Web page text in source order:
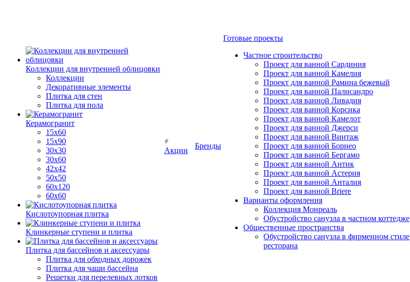
Коллекции для внутренней облицовки
Коллекции
Декоративные элементы
Плитка для стен
Плитка для пола
Керамогранит
15х60
15x90
30х30
30х60
42х42
50х50
60х120
60х60
Кислотоупорная плитка
Клинкерные ступени и плитка
Плитка для бассейнов и аксессуары
Плитка для обходных дорожек
Плитка для чаши бассейна
Решетки для перелевных лотков
Акции
Бренды
Готовые проекты
Частное строительство
Проект для ванной Сардиния
Проект для ванной Камелия
Проект для ванной Рамина бежевый
Проект для ванной Палисандро
Проект для ванной Ливадия
Проект для ванной Корсика
Проект для ванной Камелот
Проект для ванной Джерси
Проект для ванной Винтаж
Проект для ванной Борнео
Проект для ванной Бергамо
Проект для ванной Антик
Проект для ванной Астерия
Проект для ванной Анталия
Проект для ванной Briere
Варианты оформления
Коллекция Монреаль
Обустройство санузла в частном коттедже
Общественные пространства
Обустройство санузла в фирменном стиле
ресторана